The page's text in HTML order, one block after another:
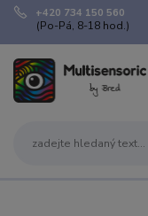
+420 734 150 560
(Po-Pá, 8-18 hod.)